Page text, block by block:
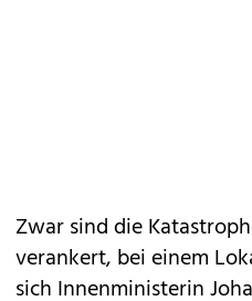
Zwar sind die
verankert, bei einem
sich Innenministerin